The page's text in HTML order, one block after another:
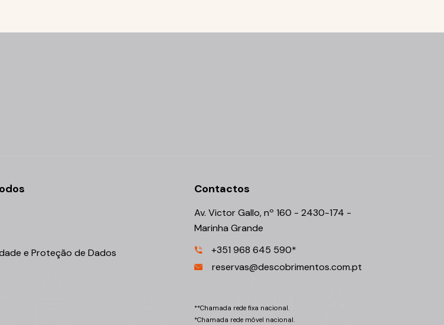
e Proteção de Dados
Contactos
Av. Victor Gallo, nº 160 - 2430-174 -
Marinha Grande
+351 968 645 590*
reservas@descobrimentos.com.pt
**Chamada rede fixa nacional.
*Chamada rede móvel nacional.